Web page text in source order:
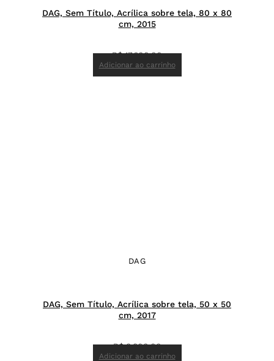
DAG, Sem Título, Acrílica sobre tela, 80 x 80
cm, 2015
R$17.600,00
Adicionar ao carrinho
DAG
DAG, Sem Título, Acrílica sobre tela, 50 x 50
cm, 2017
R$8.800,00
Adicionar ao carrinho